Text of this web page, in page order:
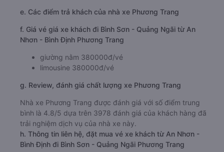
e. Các điểm trả khách của nhà xe Phương Trang
f. Giá vé giá xe khách đi Bình Sơn - Quảng Ngãi từ An
Nhơn - Bình Định Phương Trang
giường nằm 380000đ/vé
limousine 380000đ/vé
g. Review, đánh giá chất lượng xe Phương Trang
Nhà xe Phương Trang được đánh giá với số điểm trung
bình là 4.8/5 dựa trên 3978 đánh giá của khách hàng đã
trải nghiệm dịch vụ của nhà xe này.
h. Thông tin liên hệ, đặt mua vé xe khách từ An Nhơn -
Bình Định đi Bình Sơn - Quảng Ngãi Phương Trang